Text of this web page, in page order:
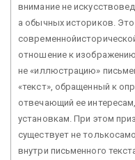
внимание не
а обычных историков.
отношение к
не «иллюстрацию»
«текст», обращенный к
отвечающий ее
установкам. При этом
существует не
внутри письменного